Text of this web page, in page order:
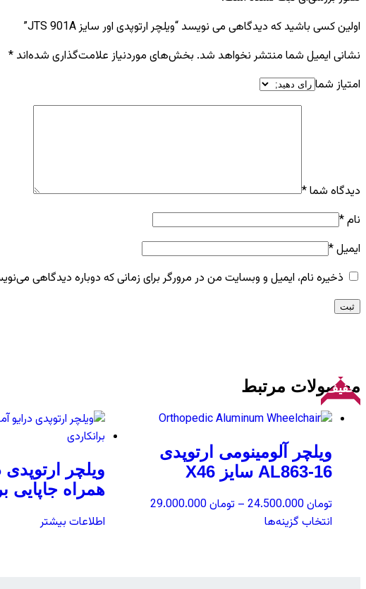
اولین کسی باشید که دیدگاهی می نویسد “ویلچر ارتوپدی اور سایز JTS 901A”
نشانی ایمیل شما منتشر نخواهد شد. بخش‌های موردنیاز علامت‌گذاری شده‌اند *
امتیاز شما
دیدگاه شما*
نام*
ایمیل*
ذخیره نام، ایمیل و وبسایت من در مرورگر برای زمانی که دوباره دیدگاهی
محصولات مرتبط
ویلچر آلومینومی ارتوپدی
AL863-16 سایز X46
تومان – تومان
انتخاب گزینه‌ها
تخفیف!
ویلچر ارتوپدی
همراه جاپایی
اطلاعات بیشتر